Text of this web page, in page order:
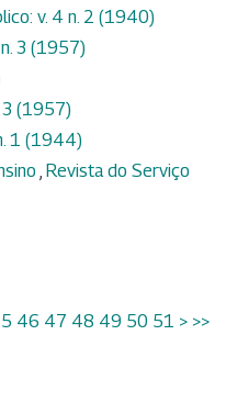
v. 4 n. 2 (1940)
3 (1957)
3 (1957)
1 (1944)
Revista do Serviço
46 47 48 49 50 51 > >>